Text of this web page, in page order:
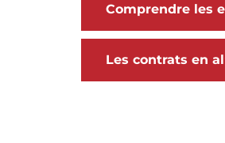
Comprendre les
Les contrats en